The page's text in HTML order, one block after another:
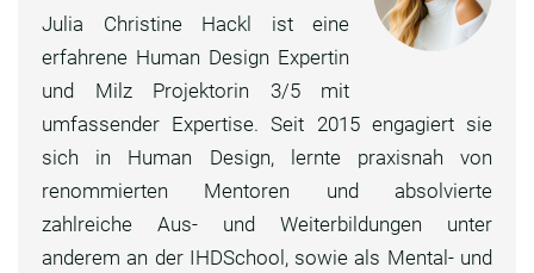
Julia Christine Hackl ist eine
erfahrene Human Design Expertin
und Milz Projektorin 3/5 mit
umfassender Expertise. Seit 2015 engagiert sie
sich in Human Design, lernte praxisnah von
renommierten Mentoren und absolvierte
zahlreiche Aus- und Weiterbildungen unter
anderem an der IHDSchool, sowie als Mental- und